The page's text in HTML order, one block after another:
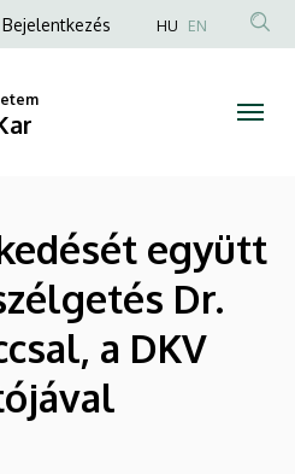
Anonim
Bejelentkezés HU EN
együtt
Dr.
a DKV